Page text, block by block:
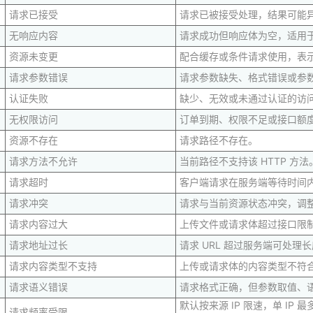
请求已接受
请求已被接受处理，结果可能
无响应内容
请求成功但响应体为空，适用
资源未变更
配合缓存或条件请求使用，表
请求参数错误
请求参数缺失、格式错误或参
认证失败
缺少、无效或未通过认证的访
无权限访问
订单到期、权限不足或接口额
资源不存在
请求路径不存在。
请求方法不允许
当前路径不支持该 HTTP 方法
请求超时
客户端请求在服务端等待时间
请求冲突
请求与当前资源状态冲突，调
请求内容过大
上传文件或请求体超过接口限
请求地址过长
请求 URL 超过服务端可处理
请求内容类型不支持
上传或请求体的内容类型不符
请求语义错误
请求格式正确，但参数取值、
默认按来源 IP 限速，单 IP 最